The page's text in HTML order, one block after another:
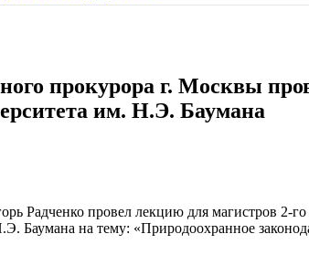
прокурора г. Москвы
им. Н.Э. Баумана
Радченко провел лекцию для магистров 2-
Баумана на тему: «Природоохранное